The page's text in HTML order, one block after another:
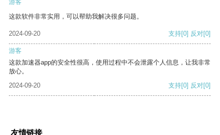
游客
这款软件非常实用，可以帮助我解决很多问题。
2024-09-20 支持[0] 反对[0]
游客
这款加速器app的安全性很高，使用过程中不会泄露个人信息，让我非常
放心。
2024-09-20
支持[0] 反对[0]
友情链接